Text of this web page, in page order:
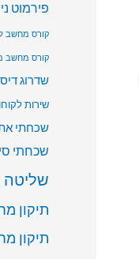
פירמוט
קורס מחשב
קורס מחשב
שדרוג
שירות
שכחתי
שכחתי
שליטה
תיקון
תיקון